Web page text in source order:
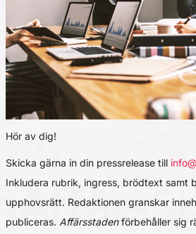
Hör av dig!
Skicka gärna in din pressrelease till
Inkludera rubrik, ingress, brödtext samt
upphovsrätt. Redaktionen granskar
publiceras. Affärsstadenförbehåller sig